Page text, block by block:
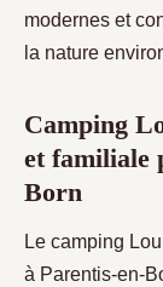
modernes et
la nature
Camping
et familiale
Born
Le camping
à Parentis-en-